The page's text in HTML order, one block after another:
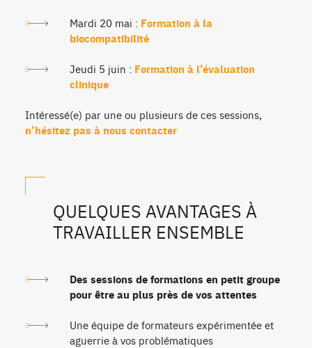
Mardi 20 mai : Formation à la
biocompatibilité
Jeudi 5 juin : Formation à l’évaluation
clinique
Intéressé(e) par une ou plusieurs de ces sessions,
n’hésitez pas à nous contacter
QUELQUES AVANTAGES À
TRAVAILLER ENSEMBLE
Des sessions de formations en petit groupe
pour être au plus près de vos attentes
Une équipe de formateurs expérimentée et
aguerrie à vos problématiques